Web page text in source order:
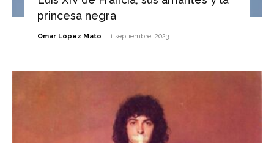
princesa negra
Omar López Mato - 1 septiembre, 2023